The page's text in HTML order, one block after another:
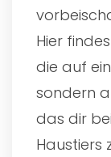
Hier
die auf
sondern
das dir
Haustiers